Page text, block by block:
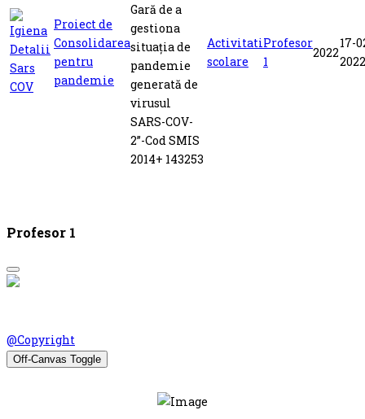
Proiect de
Consolidarea
pentru
pandemie
Gară de a
gestiona
situația de
pandemie
generată de
virusul
SARS-COV-
2”-Cod SMIS
2014+ 143253
Activitati
scolare
Profesor
1
2022
17-
2022
Profesor 1
@Copyright
Off-Canvas Toggle